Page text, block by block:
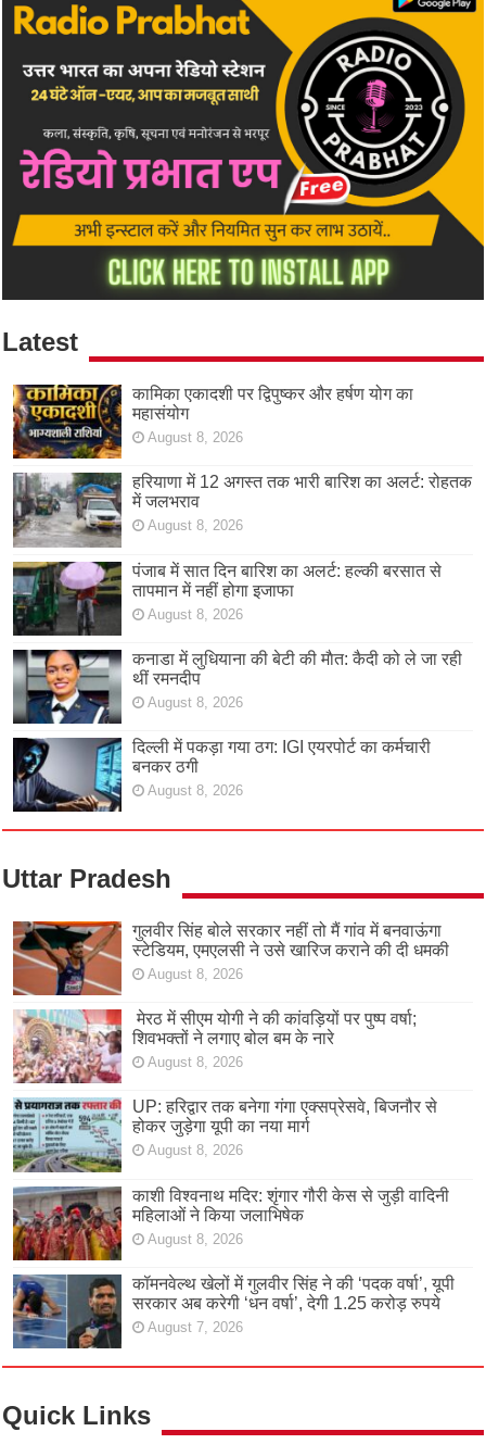
Latest
कामिका एकादशी पर द्विपुष्कर और हर्षण योग का
महासंयोग
August 8, 2026
हरियाणा में 12 अगस्त तक भारी बारिश का अलर्ट: रोहतक
में जलभराव
August 8, 2026
पंजाब में सात दिन बारिश का अलर्ट: हल्की बरसात से
तापमान में नहीं होगा इजाफा
August 8, 2026
कनाडा में लुधियाना की बेटी की माैत: कैदी को ले जा रही
थीं रमनदीप
August 8, 2026
दिल्ली में पकड़ा गया ठग: IGI एयरपोर्ट का कर्मचारी
बनकर ठगी
August 8, 2026
Uttar Pradesh
गुलवीर सिंह बोले सरकार नहीं तो मैं गांव में बनवाऊंगा
स्टेडियम, एमएलसी ने उसे खारिज कराने की दी धमकी
August 8, 2026
मेरठ में सीएम योगी ने की कांवड़ियों पर पुष्प वर्षा;
शिवभक्तों ने लगाए बोल बम के नारे
August 8, 2026
UP: हरिद्वार तक बनेगा गंगा एक्सप्रेसवे, बिजनौर से
होकर जुड़ेगा यूपी का नया मार्ग
August 8, 2026
काशी विश्वनाथ मदिर: शृंगार गौरी केस से जुड़ी वादिनी
महिलाओं ने किया जलाभिषेक
August 8, 2026
कॉमनवेल्थ खेलों में गुलवीर सिंह ने की ‘पदक वर्षा’, यूपी
सरकार अब करेगी ‘धन वर्षा’, देगी 1.25 करोड़ रुपये
August 7, 2026
Quick Links